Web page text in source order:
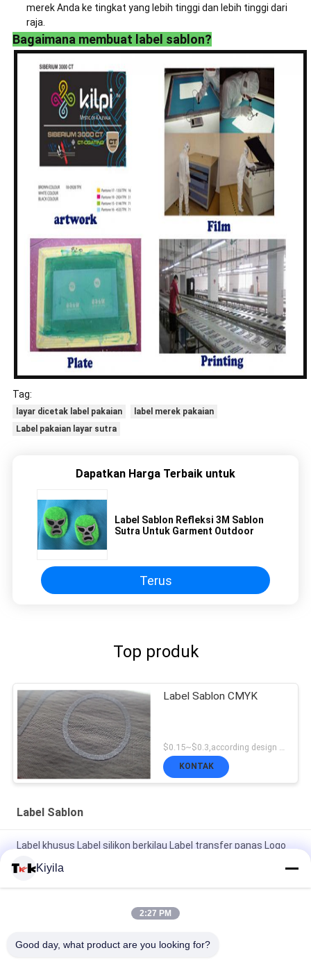
merek Anda ke tingkat yang lebih tinggi dan lebih tinggi dari
raja.
Bagaimana membuat label sablon?
Tag:
layar dicetak label pakaian
label merek pakaian
Label pakaian layar sutra
Dapatkan Harga Terbaik untuk
Label Sablon Refleksi 3M Sablon
Sutra Untuk Garment Outdoor
Terus
Top produk
Label Sablon CMYK
$0.15~$0.3,according design MOQ:500pce per
KONTAK
Label Sablon
Label khusus Label silikon berkilau Label transfer panas Logo
Logo Merek Disesuaikan Label Penjualan Label Pakaian Label
Pencetakan Layar Logo Label Woven
Logo Karet untuk Label Pakaian
Kiyila
2:27 PM
Good day, what product are you looking for?